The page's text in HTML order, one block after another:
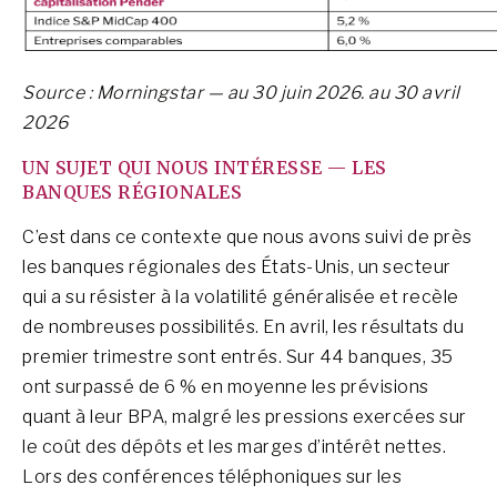
Source : Morningstar — au 30 juin 2026. au 30 avril
2026
UN SUJET QUI NOUS INTÉRESSE — LES
BANQUES RÉGIONALES
C’est dans ce contexte que nous avons suivi de près
les banques régionales des États-Unis, un secteur
qui a su résister à la volatilité généralisée et recèle
de nombreuses possibilités. En avril, les résultats du
premier trimestre sont entrés. Sur 44 banques, 35
ont surpassé de 6 % en moyenne les prévisions
quant à leur BPA, malgré les pressions exercées sur
le coût des dépôts et les marges d’intérêt nettes.
Lors des conférences téléphoniques sur les